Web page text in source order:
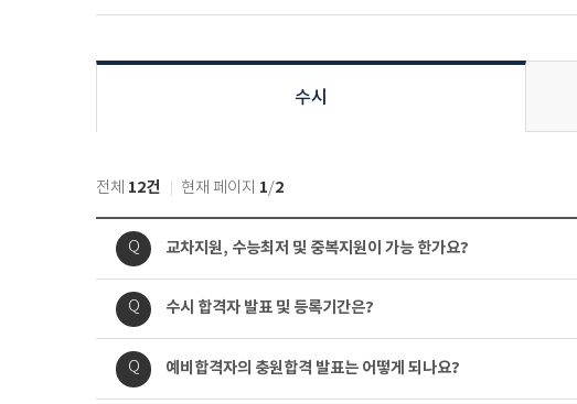
수시
전체 12건 현재 페이지 1/2
Q질
문
질
내
용
교차지원, 수능최저 및 중복지원이 가능 한가요?
Q질
문
질
용
수시 합격자 발표 및 등록기간은?
Q질
문
질
예비합격자의 충원합격 발표는 어떻게 되나요?